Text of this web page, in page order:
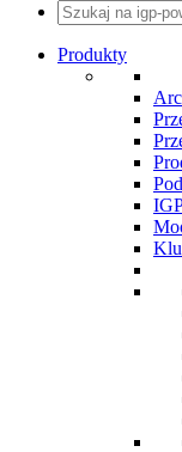
Produkty